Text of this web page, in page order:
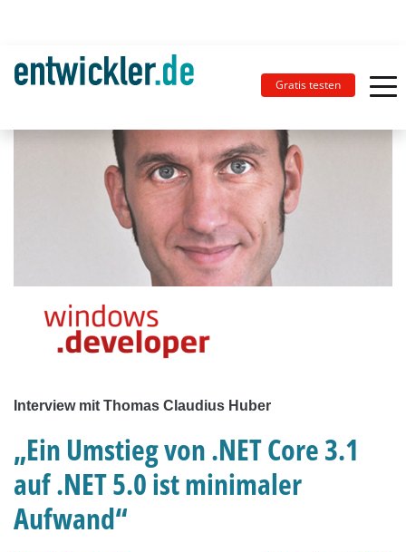
Gratis testen
Interview mit Thomas Claudius Huber
„Ein Umstieg von .NET Core 3.1
auf .NET 5.0 ist minimaler
Aufwand“